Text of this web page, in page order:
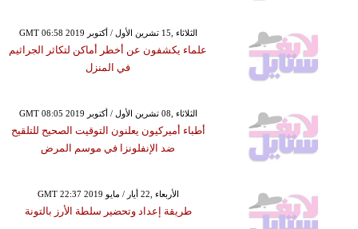
GMT 06:58 2019 الثلاثاء ,15 تشرين الأول / أكتوبر
علماء يكشفون عن أخطر أماكن لتكاثر الجراثيم
في المنزل
GMT 08:05 2019 الثلاثاء ,08 تشرين الأول / أكتوبر
أطباء أميركيون يعلنون التوقيت الصحيح للتلقيح
ضد الإنفلونزا في موسم المرض
GMT 22:37 2019 الأربعاء ,22 أيار / مايو
طريقة إعداد وتحضير سلطة الأرز بالتونة